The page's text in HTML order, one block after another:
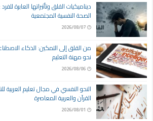
ديناميكيات القلق وتأثيراتها العابرة
الصحة النفسية المجتمعية
2026/08/07
من القلق إلى التمكين: الذكاء
نحو مهنة التعليم
2026/08/06
النحو النفسي في مجال تعليم العربية
القرآن والعربية المعاصرة
2026/08/01